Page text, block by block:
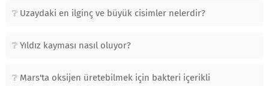
Uzaydaki en ilginç ve büyük cisimler nelerdir?
Yıldız kayması nasıl oluyor?
Mars'ta oksijen üretebilmek için bakteri içerikli